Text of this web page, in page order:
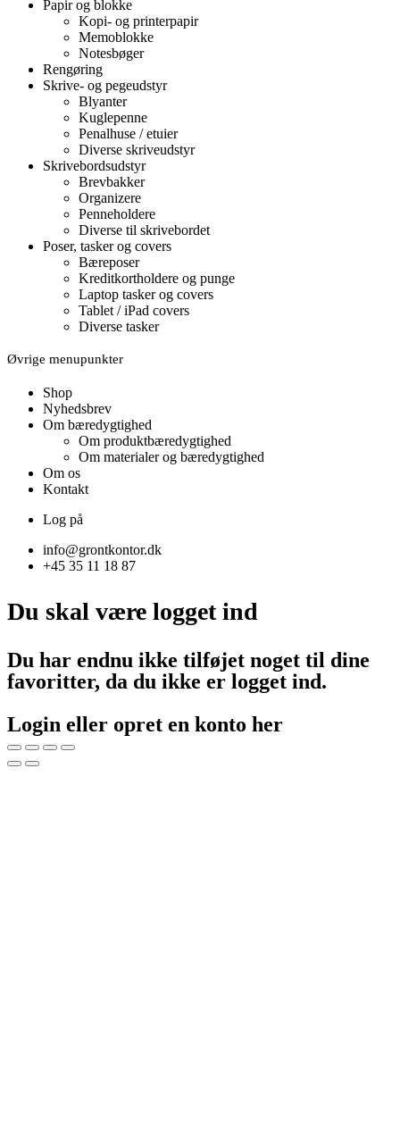
Papir og blokke
Kopi- og printerpapir
Memoblokke
Notesbøger
Rengøring
Skrive- og pegeudstyr
Blyanter
Kuglepenne
Penalhuse / etuier
Diverse skriveudstyr
Skrivebordsudstyr
Brevbakker
Organizere
Penneholdere
Diverse til skrivebordet
Poser, tasker og covers
Bæreposer
Kreditkortholdere og punge
Laptop tasker og covers
Tablet / iPad covers
Diverse tasker
Øvrige menupunkter
Shop
Nyhedsbrev
Om bæredygtighed
Om produktbæredygtighed
Om materialer og bæredygtighed
Om os
Kontakt
Log på
info@grontkontor.dk
+45 35 11 18 87
Du skal være logget ind
Du har endnu ikke tilføjet noget til dine
favoritter, da du ikke er logget ind.
Login eller opret en konto her